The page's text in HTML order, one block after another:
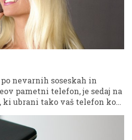
nevarnih soseskah in
pametni telefon, je sedaj na
ki ubrani tako vaš telefon kot